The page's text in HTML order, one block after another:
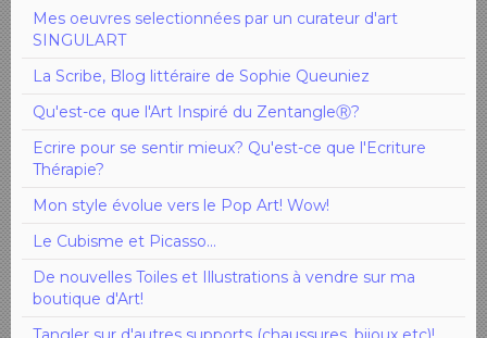
Mes oeuvres selectionnées par un curateur d'art
SINGULART
La Scribe, Blog littéraire de Sophie Queuniez
Qu'est-ce que l'Art Inspiré du ZentangleⓇ?
Ecrire pour se sentir mieux? Qu'est-ce que l'Ecriture
Thérapie?
Mon style évolue vers le Pop Art! Wow!
Le Cubisme et Picasso...
De nouvelles Toiles et Illustrations à vendre sur ma
boutique d'Art!